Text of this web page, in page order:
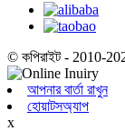
© কপিরাইট - 2010-
আপনার বার্তা রাখুন
হোয়াটসঅ্যাপ
x